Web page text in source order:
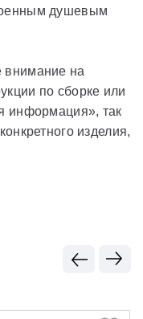
душевым
внимание на
по сборке или
информация», так
изделия,